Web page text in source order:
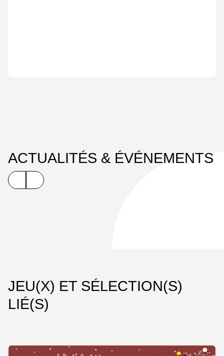
ACTUALITÉS & ÉVÉNEMENTS
JEU(X) ET SÉLECTION(S)
LIÉ(S)